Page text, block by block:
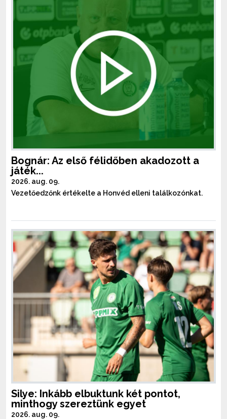
Bognár: Az első félidőben akadozott a
játék...
2026. aug. 09.
Vezetőedzőnk értékelte a Honvéd elleni találkozónkat.
Silye: Inkább elbuktunk két pontot,
minthogy szereztünk egyet
2026. aug. 09.